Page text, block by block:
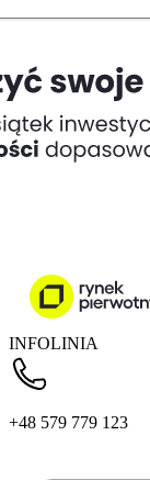
INFOLINIA
+48 579 779 123